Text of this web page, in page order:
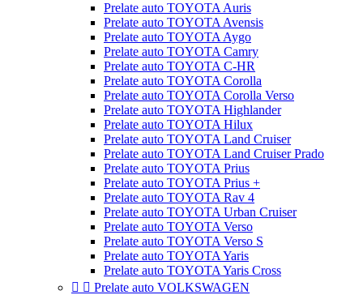
Prelate auto TOYOTA Auris
Prelate auto TOYOTA Avensis
Prelate auto TOYOTA Aygo
Prelate auto TOYOTA Camry
Prelate auto TOYOTA C-HR
Prelate auto TOYOTA Corolla
Prelate auto TOYOTA Corolla Verso
Prelate auto TOYOTA Highlander
Prelate auto TOYOTA Hilux
Prelate auto TOYOTA Land Cruiser
Prelate auto TOYOTA Land Cruiser Prado
Prelate auto TOYOTA Prius
Prelate auto TOYOTA Prius +
Prelate auto TOYOTA Rav 4
Prelate auto TOYOTA Urban Cruiser
Prelate auto TOYOTA Verso
Prelate auto TOYOTA Verso S
Prelate auto TOYOTA Yaris
Prelate auto TOYOTA Yaris Cross
  Prelate auto VOLKSWAGEN